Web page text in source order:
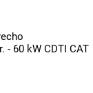
- 60 kW CDTI CAT